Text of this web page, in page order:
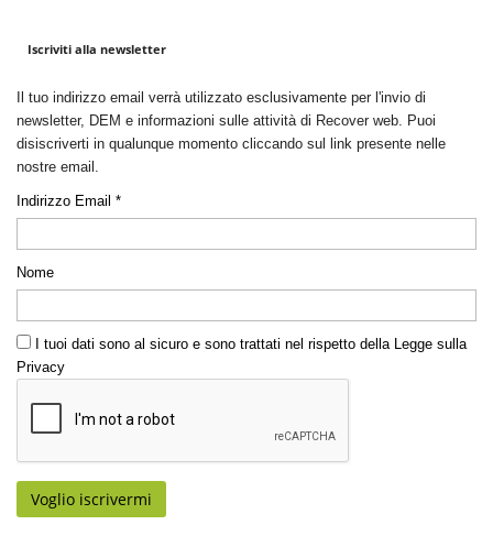
Iscriviti alla newsletter
Il tuo indirizzo email verrà utilizzato esclusivamente per l'invio di
newsletter, DEM e informazioni sulle attività di Recover web. Puoi
disiscriverti in qualunque momento cliccando sul link presente nelle
nostre email.
Indirizzo Email *
Nome
I tuoi dati sono al sicuro e sono trattati nel rispetto della Legge sulla
Privacy